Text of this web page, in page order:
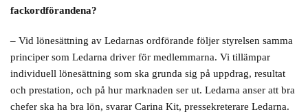
fackordförandena?
– Vid lönesättning av Ledarnas ordförande följer styrelsen samma
principer som Ledarna driver för medlemmarna. Vi tillämpar
individuell lönesättning som ska grunda sig på uppdrag, resultat
och prestation, och på hur marknaden ser ut. Ledarna anser att bra
chefer ska ha bra lön, svarar Carina Kit, pressekreterare Ledarna.